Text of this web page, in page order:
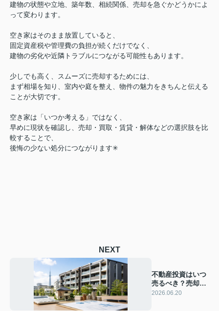
建物の状態や立地、築年数、相続関係、売却を急ぐかどうかによ
って変わります。
空き家はそのまま放置していると、
固定資産税や管理費の負担が続くだけでなく、
建物の劣化や近隣トラブルにつながる可能性もあります。
少しでも高く、スムーズに売却するためには、
まず相場を知り、室内や庭を整え、物件の魅力をきちんと伝える
ことが大切です。
空き家は「いつか考える」ではなく、
早めに現状を確認し、売却・買取・賃貸・解体などの選択肢を比
較することで、
後悔の少ない処分につながります✳︎
NEXT
不動産投資はいつ
売るべき？売却の
ベストタイミング
2026.06.20